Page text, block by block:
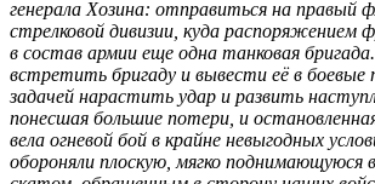
генерала Хозина: отправиться на правый
стрелковой дивизии, куда распоряжением
в состав армии еще одна танковая
встретить бригаду и вывести её в боевые
задачей нарастить удар и развить
понесшая большие потери, и
вела огневой бой в крайне невыгодных
обороняли плоскую, мягко поднимающуюся